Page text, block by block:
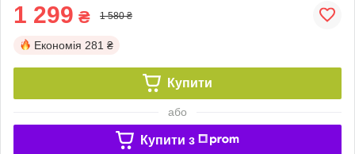
1 299 ₴ 1 580 ₴
Економія 281 ₴
Купити
або
Купити з